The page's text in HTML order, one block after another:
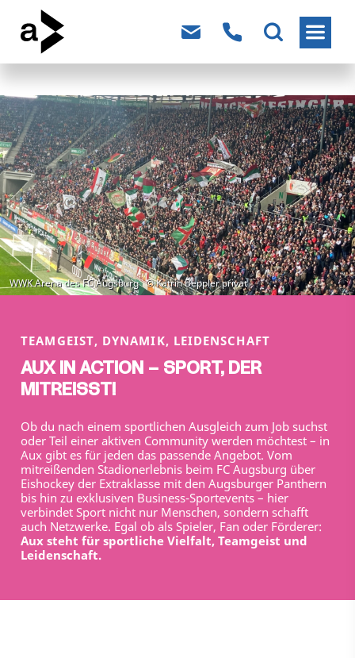
TEAMGEIST, DYNAMIK, LEIDENSCHAFT
AUX IN ACTION – SPORT, DER
MITREISST!
Ob du nach einem sportlichen Ausgleich zum Job suchst
oder Teil einer aktiven Community werden möchtest – in
Aux gibt es für jeden das passende Angebot. Vom
mitreißenden Stadionerlebnis beim FC Augsburg über
Eishockey der Extraklasse mit den Augsburger Panthern
bis hin zu exklusiven Business-Sportevents – hier
verbindet Sport nicht nur Menschen, sondern schafft
auch Netzwerke. Egal ob als Spieler, Fan oder Förderer:
Aux steht für sportliche Vielfalt, Teamgeist und
Leidenschaft.